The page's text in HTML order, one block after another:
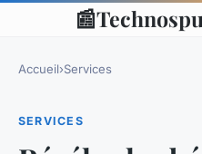
📰
Accueil›Services
SERVICES